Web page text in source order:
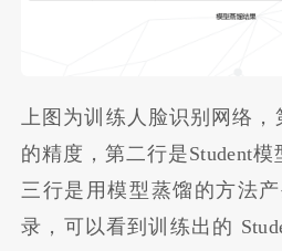
上图为训练人脸识别网络，
的精度，第二行是Student模
三行是用模型蒸馏的方法
录，可以看到训练出的